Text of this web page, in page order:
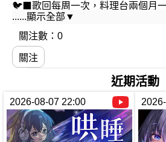
🐦‍⬛歌回每周一次，料理台兩個月
經常開台時間：禮拜二~日晚上20:00
💙粉絲名【琉口水】
🐦‍⬛Fanart：#Liukart
✨合作工商請來信!➡️
#台灣vtuber #vtuber #中文vtuber
#歌枠 #雑談 #菲兒琉卡
......顯示全部▼
關注數：0
關注
近期活動
2026-08-07 22:00